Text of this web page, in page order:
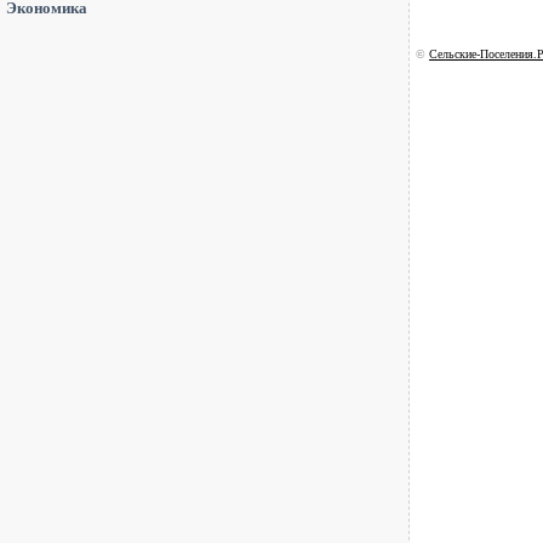
Экономика
© Сельские-